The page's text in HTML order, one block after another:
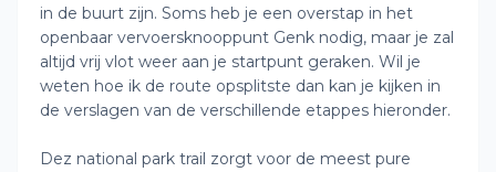
in de buurt zijn. Soms heb je een overstap in het
openbaar vervoersknooppunt Genk nodig, maar je zal
altijd vrij vlot weer aan je startpunt geraken. Wil je
weten hoe ik de route opsplitste dan kan je kijken in
de verslagen van de verschillende etappes hieronder.
Dez national park trail zorgt voor de meest pure